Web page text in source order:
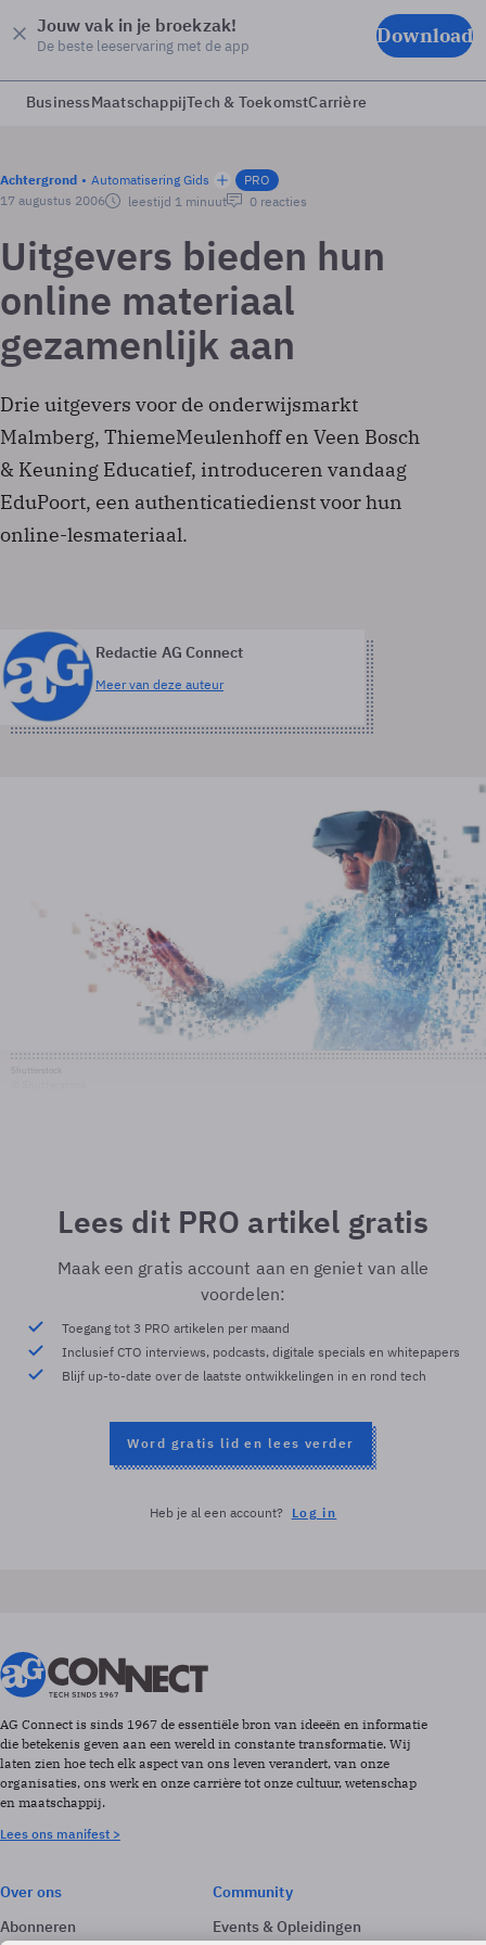
Jouw vak in je broekzak!
De beste leeservaring met de app Download
BusinessMaatschappijTech & ToekomstCarrière
Achtergrond Automatisering Gids
PRO
17 augustus 2006
leestijd 1 minuut 0 reacties
Uitgevers bieden hun
online materiaal
gezamenlijk aan
Drie uitgevers voor de onderwijsmarkt
Malmberg, ThiemeMeulenhoff en Veen Bosch
& Keuning Educatief, introduceren vandaag
EduPoort, een authenticatiedienst voor hun
online-lesmateriaal.
Redactie AG Connect
Meer van deze auteur
Lees dit PRO artikel gratis
Maak een gratis account aan en geniet van alle
voordelen:
Toegang tot 3 PRO artikelen per maand
Inclusief CTO interviews, podcasts, digitale specials en whitepapers
Blijf up-to-date over de laatste ontwikkelingen in en rond tech
Word gratis lid en lees verder
Heb je al een account? Log in
AG Connect is sinds 1967 de essentiële bron van ideeën en informatie
die betekenis geven aan een wereld in constante transformatie. Wij
laten zien hoe tech elk aspect van ons leven verandert, van onze
organisaties, ons werk en onze carrière tot onze cultuur, wetenschap
en maatschappij.
Lees ons manifest >
Over ons
Abonneren
Community
Events & Opleidingen